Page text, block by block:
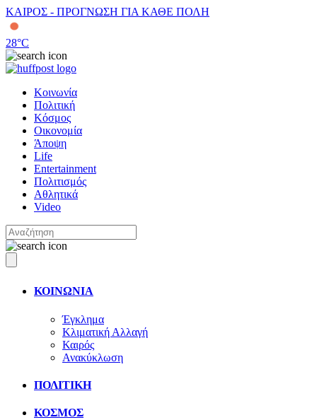
ΚΑΙΡΟΣ - ΠΡΟΓΝΩΣΗ ΓΙΑ ΚΑΘΕ ΠΟΛΗ
28°C
Κοινωνία
Πολιτική
Κόσμος
Οικονομία
Άποψη
Life
Entertainment
Πολιτισμός
Αθλητικά
Video
ΚΟΙΝΩΝΙΑ
Έγκλημα
Κλιματική Αλλαγή
Καιρός
Ανακύκλωση
ΠΟΛΙΤΙΚΗ
ΚΟΣΜΟΣ